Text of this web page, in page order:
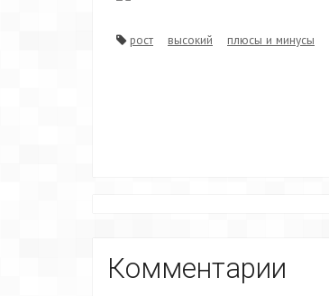
рост высокий плюсы и минусы
Комментарии